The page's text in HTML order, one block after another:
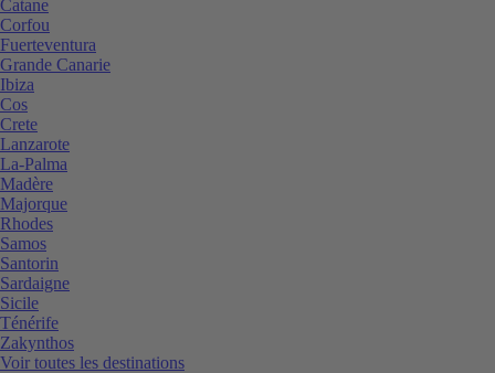
Catane
Corfou
Fuerteventura
Grande Canarie
Ibiza
Cos
Crete
Lanzarote
La-Palma
Madère
Majorque
Rhodes
Samos
Santorin
Sardaigne
Sicile
Ténérife
Zakynthos
Voir toutes les destinations